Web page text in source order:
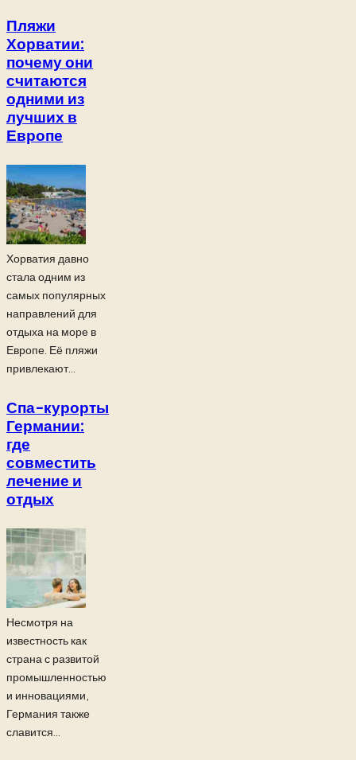
Пляжи
Хорватии:
почему они
считаются
одними из
лучших в
Европе
Хорватия давно
стала одним из
самых популярных
направлений для
отдыха на море в
Европе. Её пляжи
привлекают...
Спа-курорты
Германии:
где
совместить
лечение и
отдых
Несмотря на
известность как
страна с развитой
промышленностью
и инновациями,
Германия также
славится...